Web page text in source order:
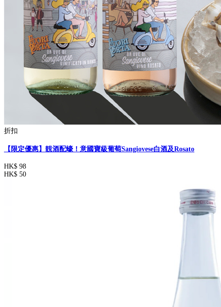
折扣
【限定優惠】靚酒配蠔！意國寶級葡萄Sangiovese白酒及Rosato
HK$ 98
HK$ 50